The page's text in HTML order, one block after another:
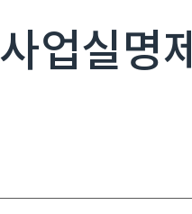
사업실명제